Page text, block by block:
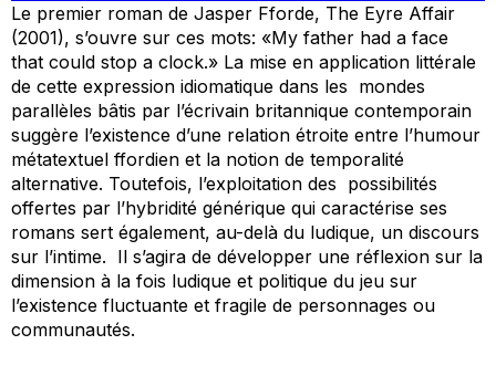
Le premier roman de Jasper Fforde, The Eyre Affair
(2001), s’ouvre sur ces mots: «My father had a face
that could stop a clock.» La mise en application littérale
de cette expression idiomatique dans les mondes
parallèles bâtis par l’écrivain britannique contemporain
suggère l’existence d’une relation étroite entre l’humour
métatextuel ffordien et la notion de temporalité
alternative. Toutefois, l’exploitation des possibilités
offertes par l’hybridité générique qui caractérise ses
romans sert également, au-delà du ludique, un discours
sur l’intime. Il s’agira de développer une réflexion sur la
dimension à la fois ludique et politique du jeu sur
l’existence fluctuante et fragile de personnages ou
communautés.